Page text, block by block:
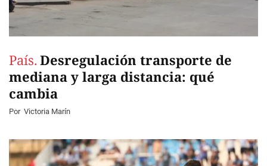
País. Desregulación transporte de
mediana y larga distancia: qué
cambia
Por Victoria Marín